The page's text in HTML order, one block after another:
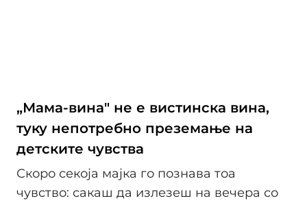
„Мама-вина" не е вистинска вина,
туку непотребно преземање на
детските чувства
Скоро секоја мајка го познава тоа
чувство: сакаш да излезеш на вечера со